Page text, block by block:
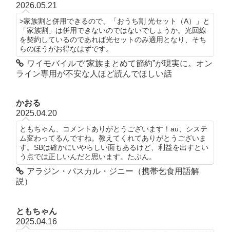
2026.05.21
>家族割と併用できるので、「おうち割 光セット（A）」と
「家族割」は併用できないのではないでしょうか。光回線
を契約しているのであれば光セットのみ適用となり、そち
らのほうがお得なはずです。
ワイモバイルで“家族まとめて節約”が現実に。オン
ライン専用が不安な人ほど読んでほしい話
かおる
2025.04.20
ともちゃん、コメントありがとうございます！au、システ
ム変わってるんですね。教えてくれてありがとうございま
す。SBは確かにいやらしい面もあるけど、利益を出すとい
う点では正しいんだと思います。たぶん。
アラジン・パスカル・ジニー（携帯乞食用語解
説）
ともちゃん
2025.04.16